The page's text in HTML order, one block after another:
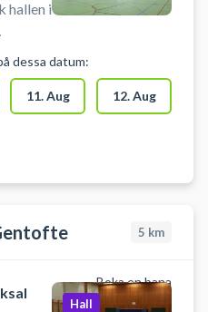
hallen i
til
dessa datum:
11. Aug 12. Aug
5 km
Boka en bana
Hall